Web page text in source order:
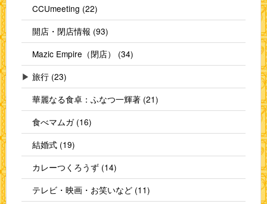
CCUmeeting (22)
開店・閉店情報 (93)
Mazic Empire（閉店） (34)
▶ 旅行 (23)
華麗なる食卓：ふなつ一輝著 (21)
食べマムガ (16)
結婚式 (19)
カレーつくろうず (14)
テレビ・映画・お笑いなど (11)